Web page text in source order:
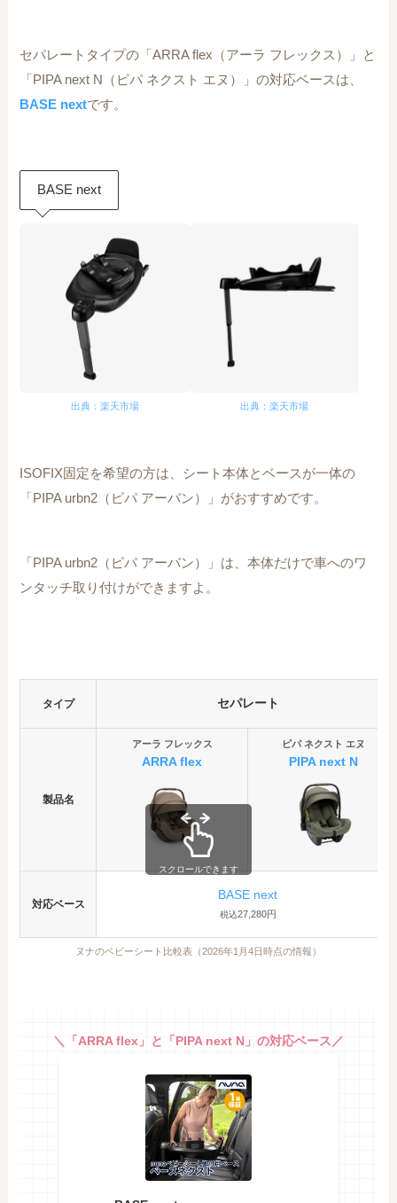
セパレートタイプの「ARRA flex（アーラ フレックス）」と
「PIPA next N（ピパ ネクスト エヌ）」の対応ベースは、
BASE nextです。
BASE next
出典：楽天市場 出典：楽天市場
ISOFIX固定を希望の方は、シート本体とベースが一体の
「PIPA urbn2（ピパ アーバン）」がおすすめです。
「PIPA urbn2（ピパ アーバン）」は、本体だけで車へのワ
ンタッチ取り付けができますよ。
タイプ セパレート
製品名
アーラ フレックス
ARRA flex
ピパ ネクスト エヌ
PIPA next N
対応ベース
BASE next
税込27,280円
ヌナのベビーシート比較表（2026年1月4日時点の情報）
スクロールできます
＼「ARRA flex」と「PIPA next N」の対応ベース／